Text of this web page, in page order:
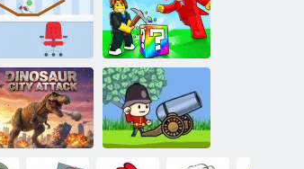
Izlejiet vīnu
Pārtrauciet
laimīgo bloku!